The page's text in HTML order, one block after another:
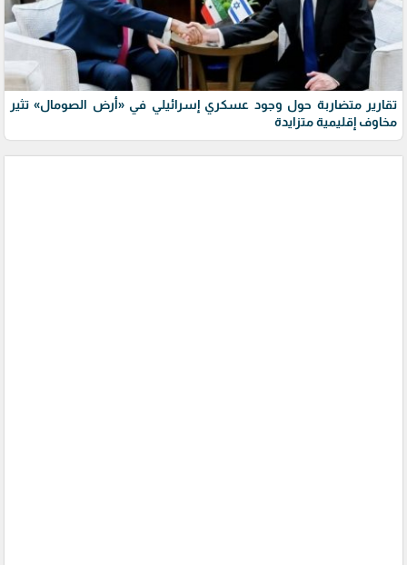
تقارير متضاربة حول وجود عسكري إسرائيلي في «أرض الصومال» تثير
مخاوف إقليمية متزايدة